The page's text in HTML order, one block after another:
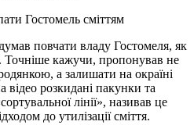
повчати владу Гостомеля, як
Точніше кажучи, пропонував не
а залишати на окраїні
розкидані пакунки та
лінії», називав це
до утилізації сміття.